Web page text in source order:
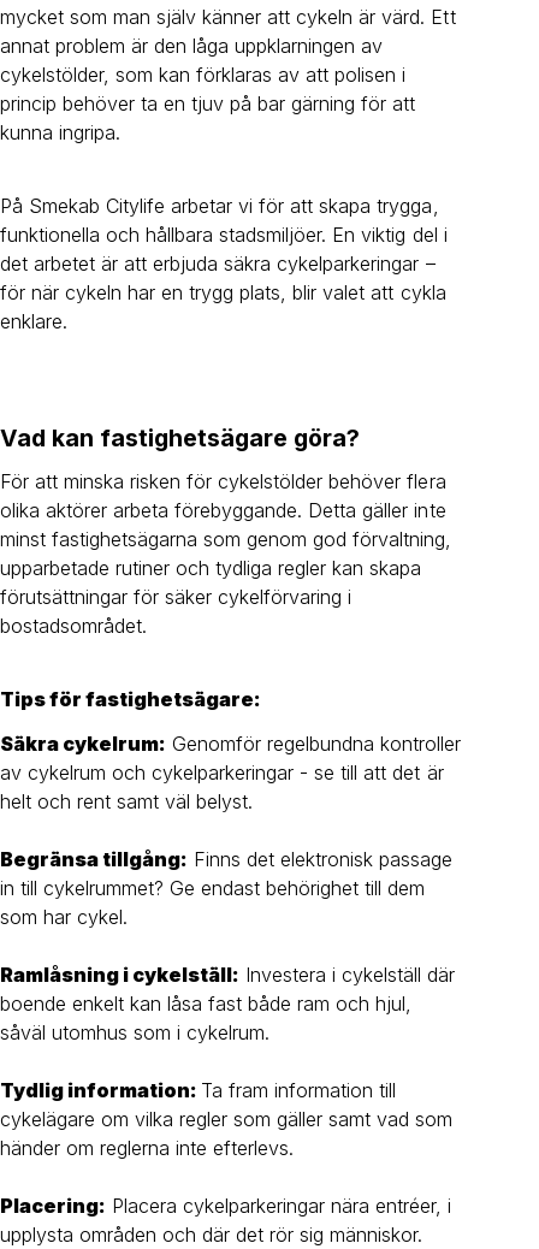
mycket som man själv känner att cykeln är värd. Ett
annat problem är den låga uppklarningen av
cykelstölder, som kan förklaras av att polisen i
princip behöver ta en tjuv på bar gärning för att
kunna ingripa.
På Smekab Citylife arbetar vi för att skapa trygga,
funktionella och hållbara stadsmiljöer. En viktig del i
det arbetet är att erbjuda säkra cykelparkeringar –
för när cykeln har en trygg plats, blir valet att cykla
enklare.
Vad kan fastighetsägare göra?
För att minska risken för cykelstölder behöver flera
olika aktörer arbeta förebyggande. Detta gäller inte
minst fastighetsägarna som genom god förvaltning,
upparbetade rutiner och tydliga regler kan skapa
förutsättningar för säker cykelförvaring i
bostadsområdet.
Tips för fastighetsägare:
Säkra cykelrum: Genomför regelbundna kontroller
av cykelrum och cykelparkeringar - se till att det är
helt och rent samt väl belyst.
Begränsa tillgång: Finns det elektronisk passage
in till cykelrummet? Ge endast behörighet till dem
som har cykel.
Ramlåsning i cykelställ: Investera i cykelställ där
boende enkelt kan låsa fast både ram och hjul,
såväl utomhus som i cykelrum.
Tydlig information: Ta fram information till
cykelägare om vilka regler som gäller samt vad som
händer om reglerna inte efterlevs.
Placering: Placera cykelparkeringar nära entréer, i
upplysta områden och där det rör sig människor.